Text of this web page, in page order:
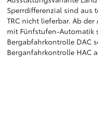
Sperrdifferenzial sind aus
TRC nicht lieferbar. Ab
mit Fünfstufen-Automatik
Bergabfahrkontrolle DAC
Berganfahrkontrolle HAC